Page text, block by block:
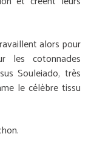
alors pour
les cotonnades
Souleiado, très
le célèbre tissu